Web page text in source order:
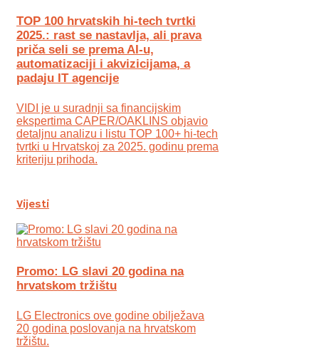
TOP 100 hrvatskih hi-tech tvrtki
2025.: rast se nastavlja, ali prava
priča seli se prema AI-u,
automatizaciji i akvizicijama, a
padaju IT agencije
VIDI je u suradnji sa financijskim
ekspertima CAPER/OAKLINS objavio
detaljnu analizu i listu TOP 100+ hi-tech
tvrtki u Hrvatskoj za 2025. godinu prema
kriteriju prihoda.
Vijesti
Promo: LG slavi 20 godina na
hrvatskom tržištu
LG Electronics ove godine obilježava
20 godina poslovanja na hrvatskom
tržištu.